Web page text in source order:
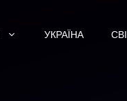
УКРАЇНА